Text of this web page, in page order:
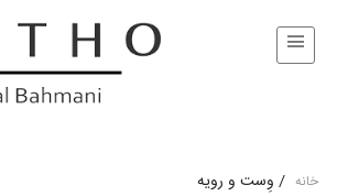
خانه / وِست و رویه